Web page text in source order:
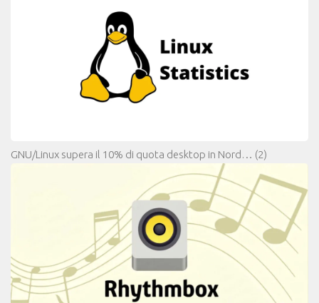
GNU/Linux supera il 10% di quota desktop in Nord… (2)